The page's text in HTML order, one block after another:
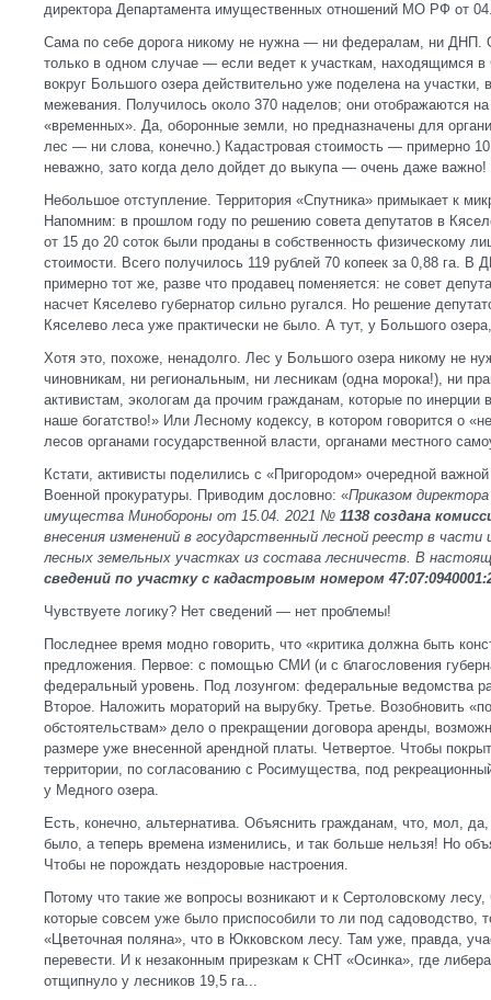
директора Департамента имущественных отношений МО РФ от
Сама по себе дорога никому не нужна — ни федералам, ни ДНП.
только в одном случае — если ведет к участкам, находящимся в
вокруг Большого озера действительно уже поделена на участки,
межевания. Получилось около 370 наделов; они отображаются
«временных». Да, оборонные земли, но предназначены для
лес — ни слова, конечно.) Кадастровая стоимость — примерно 10
неважно, зато когда дело дойдет до выкупа — очень даже важно!
Небольшое отступление. Территория «Спутника» примыкает к
Напомним: в прошлом году по решению совета депутатов в
от 15 до 20 соток были проданы в собственность физическому
стоимости. Всего получилось 119 рублей 70 копеек за 0,88 га. В
примерно тот же, разве что продавец поменяется: не совет
насчет Кяселево губернатор сильно ругался. Но решение
Кяселево леса уже практически не было. А тут, у Большого
Хотя это, похоже, ненадолго. Лес у Большого озера никому не
чиновникам, ни региональным, ни лесникам (одна морока!), ни
активистам, экологам да прочим гражданам, которые по инерции
наше богатство!» Или Лесному кодексу, в котором говорится о
лесов органами государственной власти, органами местного
Кстати, активисты поделились с «Пригородом» очередной
Военной прокуратуры. Приводим дословно: «Приказом
имущества Минобороны от 15.04. 2021 № 1138 создана
внесения изменений в государственный лесной реестр в части
лесных земельных участках из состава лесничеств. В
сведений по участку с кадастровым номером
Чувствуете логику? Нет сведений — нет проблемы!
Последнее время модно говорить, что «критика должна быть
предложения. Первое: с помощью СМИ (и с благословения
федеральный уровень. Под лозунгом: федеральные ведомства
Второе. Наложить мораторий на вырубку. Третье. Возобновить
обстоятельствам» дело о прекращении договора аренды,
размере уже внесенной арендной платы. Четвертое. Чтобы
территории, по согласованию с Росимущества, под
у Медного озера.
Есть, конечно, альтернатива. Объяснить гражданам, что, мол,
было, а теперь времена изменились, и так больше нельзя! Но
Чтобы не порождать нездоровые настроения.
Потому что такие же вопросы возникают и к Сертоловскому
которые совсем уже было приспособили то ли под
«Цветочная поляна», что в Юкковском лесу. Там уже, правда,
перевести. И к незаконным прирезкам к СНТ «Осинка», где
отщипнуло у лесников 19,5 га...